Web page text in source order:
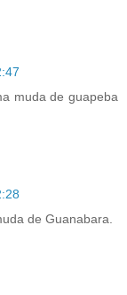
muda de guapeba
de Guanabara.